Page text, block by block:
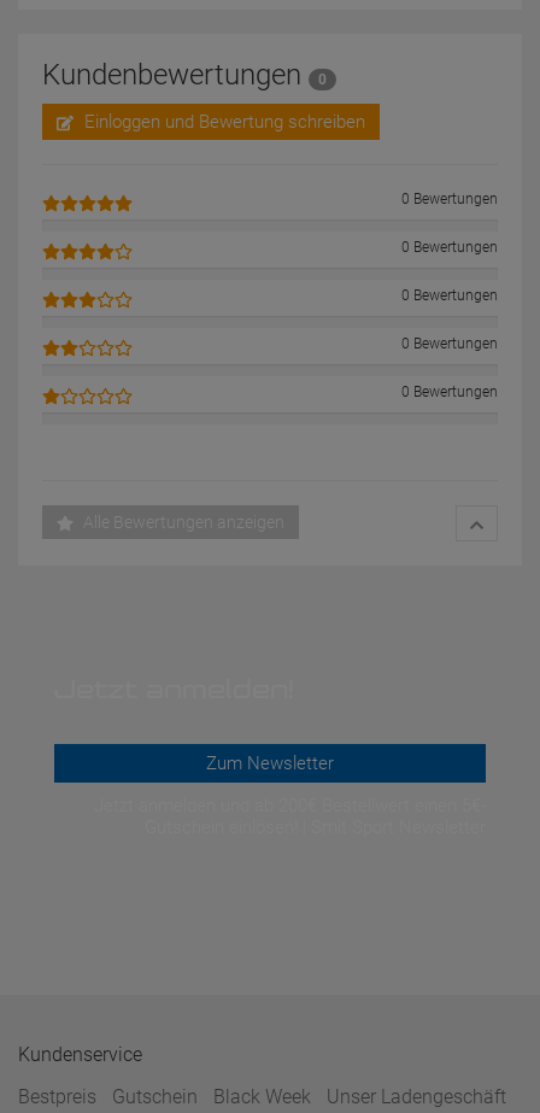
Kundenbewertungen 0
Einloggen und Bewertung schreiben
0 Bewertungen
0 Bewertungen
0 Bewertungen
0 Bewertungen
0 Bewertungen
Alle Bewertungen anzeigen
Zum Newsletter
Kundenservice
Bestpreis
Gutschein Black Week
Unser Ladengeschäft